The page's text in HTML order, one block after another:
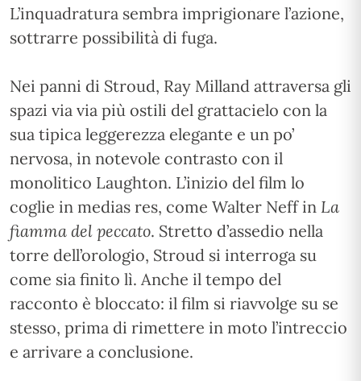
L’inquadratura sembra imprigionare l’azione,
sottrarre possibilità di fuga.
Nei panni di Stroud, Ray Milland attraversa gli
spazi via via più ostili del grattacielo con la
sua tipica leggerezza elegante e un po’
nervosa, in notevole contrasto con il
monolitico Laughton. L’inizio del film lo
coglie in medias res, come Walter Neff in La
fiamma del peccato. Stretto d’assedio nella
torre dell’orologio, Stroud si interroga su
come sia finito lì. Anche il tempo del
racconto è bloccato: il film si riavvolge su se
stesso, prima di rimettere in moto l’intreccio
e arrivare a conclusione.